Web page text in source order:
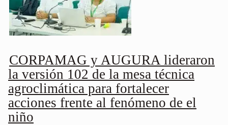
CORPAMAG y AUGURA lideraron
la versión 102 de la mesa técnica
agroclimática para fortalecer
acciones frente al fenómeno de el
niño